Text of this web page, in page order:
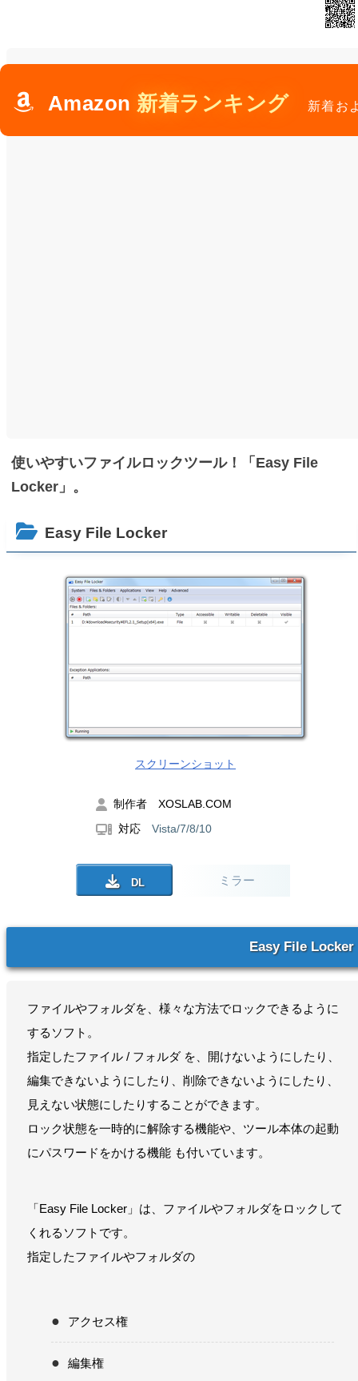
Amazon 新着ランキング 新着お
使いやすいファイルロックツール！「Easy File
Locker」。
Easy File Locker
スクリーンショット
制作者 XOSLAB.COM
対応 Vista/7/8/10
ミラー
Easy File Locker
ファイルやフォルダを、様々な方法でロックできるように
するソフト。
指定したファイル / フォルダ を、開けないようにしたり、
編集できないようにしたり、削除できないようにしたり、
見えない状態にしたりすることができます。
ロック状態を一時的に解除する機能や、ツール本体の起動
にパスワードをかける機能 も付いています。
「Easy File Locker」は、ファイルやフォルダをロックして
くれるソフトです。
指定したファイルやフォルダの
アクセス権
編集権